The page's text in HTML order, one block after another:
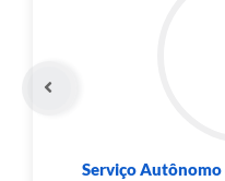
Serviço Autônomo